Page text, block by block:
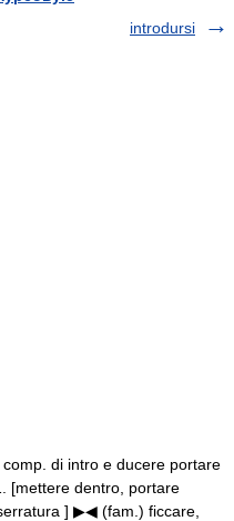
introdursi
di intro e ducere portare
[mettere dentro, portare
] ▶◀ (fam.) ficcare,